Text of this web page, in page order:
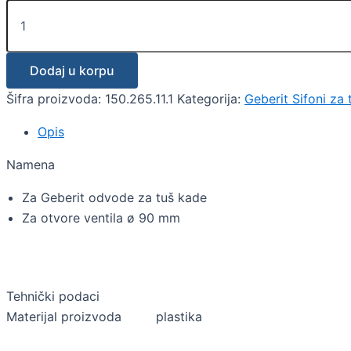
Dodaj u korpu
Šifra proizvoda: 150.265.11.1 Kategorija: Geberit Sifoni za
Opis
Namena
Za Geberit odvode za tuš kade
Za otvore ventila ø 90 mm
Tehnički podaci
Materijal proizvoda
plastika